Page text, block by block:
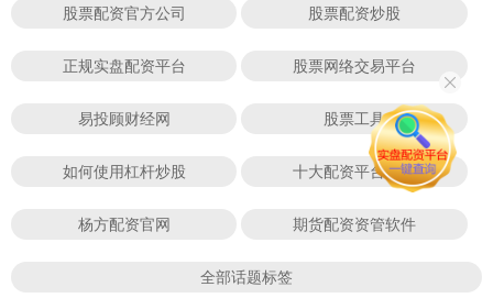
股票配资官方公司 股票配资炒股
正规实盘配资平台 股票网络交易平台
易投顾财经网 股票工具
如何使用杠杆炒股 十大配资平台配资
杨方配资官网 期货配资资管软件
全部话题标签